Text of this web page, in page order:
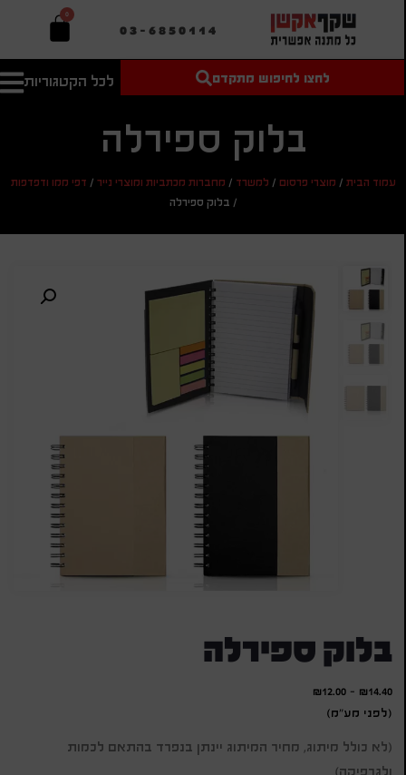
03-6850114
0
לכל הקטגוריות
טקסט חופשי
מחיר מיני'
חיפוש
לחצו לחיפוש מתקדם
בלוק ספירלה
עמוד הבית/ מוצרי פרסום/ למשרד/ מחברות מכתביות ומוצרי נייר/ דפי ממו ודפדפות
/ בלוק ספירלה
בלוק ספירלה
₪14.40
-
₪12.00
(לפני מע"מ)
(לא כולל מיתוג, מחיר המיתוג יינתן בנפרד בהתאם לכמות
ולגרפיקה)